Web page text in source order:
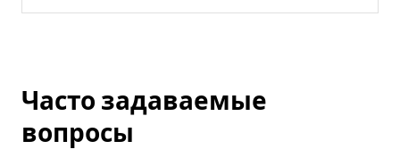
Часто задаваемые
вопросы